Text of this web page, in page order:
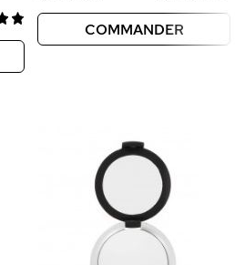
COMMANDER